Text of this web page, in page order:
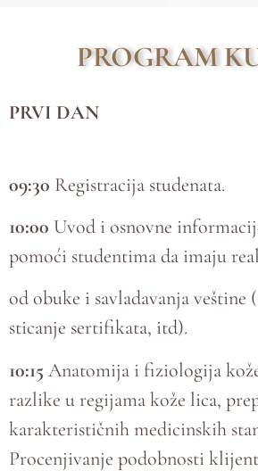
PROGRAM
PRVI DAN
09:30 Registracija studenata.
10:00 Uvod i osnovne
pomoći studentima da imaju
od obuke i savladavanja veštine
sticanje sertifikata, itd).
10:15 Anatomija i fiziologija
razlike u regijama kože lica,
karakterističnih medicinskih
Procenjivanje podobnosti